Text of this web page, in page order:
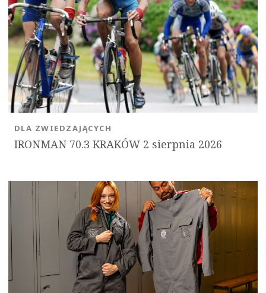
IRONMAN 70.3 KRAKÓW 2 sierpnia 2026
DLA ZWIEDZAJĄCYCH